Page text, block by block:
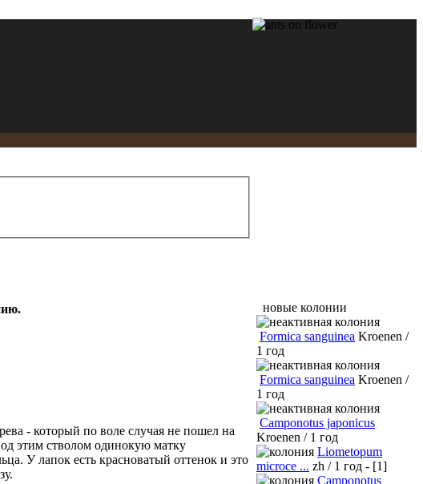
- который по воле случая не пошел на
этим стволом одинокую матку
У лапок есть красноватый оттенок и это
новые колонии
Formica sanguinea Kroenen /
1 год
Formica sanguinea Kroenen /
1 год
Camponotus japonicus
Kroenen / 1 год
Liometopum
microce ... zh / 1 год - [1]
Camponotus